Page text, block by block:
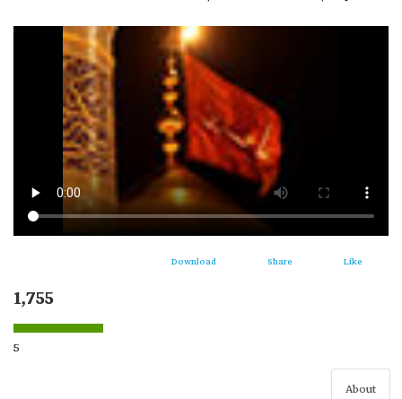
Like
Share
Download
1,755
5
About